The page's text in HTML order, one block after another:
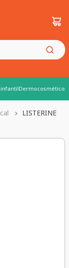
Dermocosméticos
LISTERINE